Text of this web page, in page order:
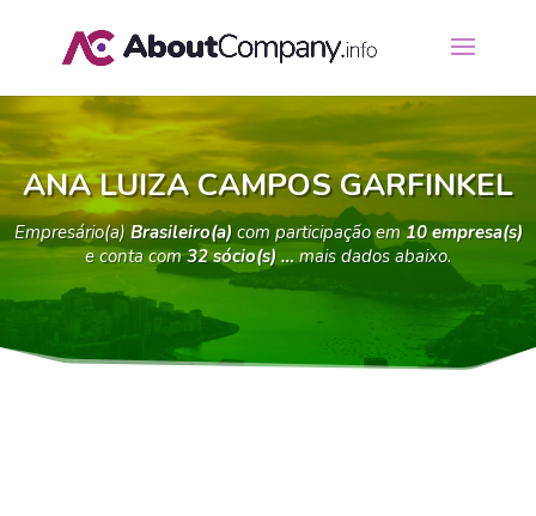
ANA LUIZA CAMPOS GARFINKEL
Empresário(a)Brasileiro(a)com participação em10 empresa(s)
e conta com32 sócio(s) …mais dados abaixo.